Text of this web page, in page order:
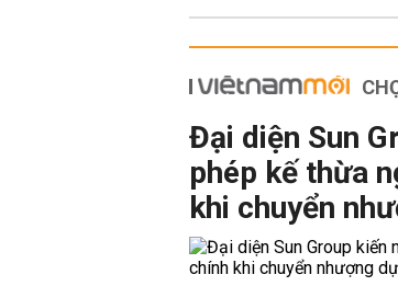
Đại diện Sun
phép kế thừa
khi chuyển